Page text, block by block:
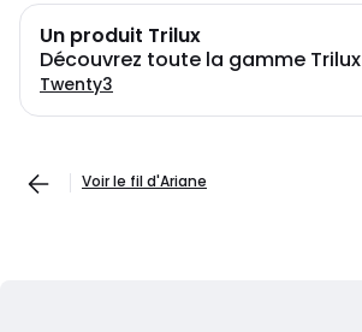
Un produit Trilux
Découvrez toute la gamme Trilux
Twenty3
Voir le fil d'Ariane